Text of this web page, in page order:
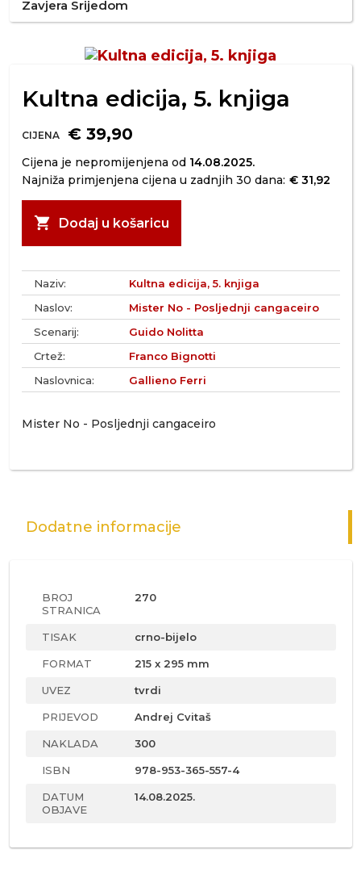
Zavjera Srijedom
Kultna edicija, 5. knjiga
CIJENA € 39,90
Cijena je nepromijenjena od 14.08.2025.
Najniža primjenjena cijena u zadnjih 30 dana: € 31,92
shopping_cart Dodaj u košaricu
Naziv:
Kultna edicija, 5. knjiga
Naslov:
Mister No - Posljednji cangaceiro
Scenarij:
Guido Nolitta
Crtež:
Franco Bignotti
Naslovnica:
Gallieno Ferri
Mister No - Posljednji cangaceiro
Dodatne informacije
BROJ
STRANICA
270
TISAK crno-bijelo
FORMAT 215 x 295 mm
UVEZ tvrdi
PRIJEVOD Andrej Cvitaš
NAKLADA 300
ISBN 978-953-365-557-4
DATUM
OBJAVE
14.08.2025.